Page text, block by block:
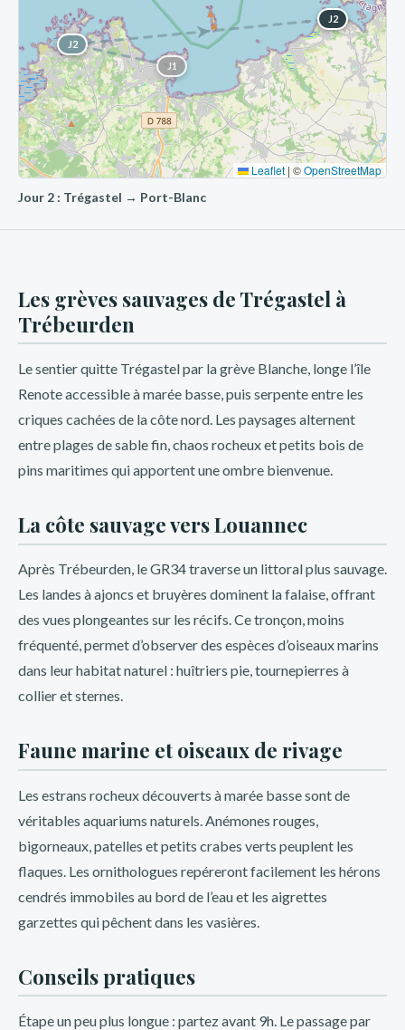
J1
J2
J2
Leaflet | ©OpenStreetMap
Jour 2 : Trégastel → Port-Blanc
Les grèves sauvages de Trégastel à
Trébeurden
Le sentier quitte Trégastel par la grève Blanche, longe l’île
Renote accessible à marée basse, puis serpente entre les
criques cachées de la côte nord. Les paysages alternent
entre plages de sable fin, chaos rocheux et petits bois de
pins maritimes qui apportent une ombre bienvenue.
La côte sauvage vers Louannec
Après Trébeurden, le GR34 traverse un littoral plus sauvage.
Les landes à ajoncs et bruyères dominent la falaise, offrant
des vues plongeantes sur les récifs. Ce tronçon, moins
fréquenté, permet d’observer des espèces d’oiseaux marins
dans leur habitat naturel : huîtriers pie, tournepierres à
collier et sternes.
Faune marine et oiseaux de rivage
Les estrans rocheux découverts à marée basse sont de
véritables aquariums naturels. Anémones rouges,
bigorneaux, patelles et petits crabes verts peuplent les
flaques. Les ornithologues repéreront facilement les hérons
cendrés immobiles au bord de l’eau et les aigrettes
garzettes qui pêchent dans les vasières.
Conseils pratiques
Étape un peu plus longue : partez avant 9h. Le passage par